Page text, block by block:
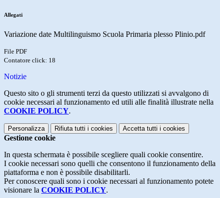
Allegati
Variazione date Multilinguismo Scuola Primaria plesso Plinio.pdf
File PDF
Contatore click: 18
Notizie
Questo sito o gli strumenti terzi da questo utilizzati si avvalgono di
cookie necessari al funzionamento ed utili alle finalità illustrate nella
COOKIE POLICY.
Personalizza Rifiuta tutti i cookies Accetta tutti i cookies
Gestione cookie
In questa schermata è possibile scegliere quali cookie consentire.
I cookie necessari sono quelli che consentono il funzionamento della
piattaforma e non è possibile disabilitarli.
Per conoscere quali sono i cookie necessari al funzionamento potete
visionare la COOKIE POLICY.